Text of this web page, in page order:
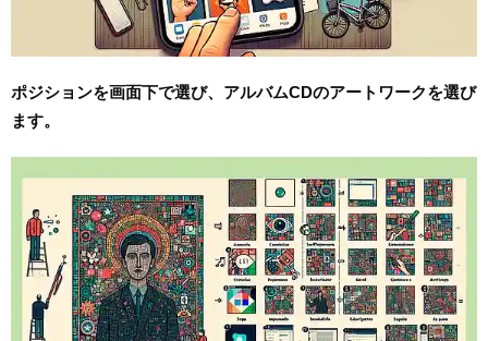
ポジションを画面下で選び、アルバムCDのアートワークを選び
ます。